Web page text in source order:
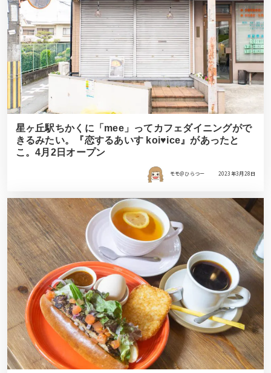
星ヶ丘駅ちかくに「mee」ってカフェダイニングがで
きるみたい。『恋するあいす koi♥ice』があったと
こ。4月2日オープン
モモ＠ひらつー 2023年3月28日